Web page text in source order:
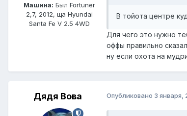
Машина: Был Fortuner
2,7, 2012, ща Hyundai
Santa Fe V 2.5 4WD
В тойота центре
Для чего это нужно
оффы правильно
ну если охота на
Дядя Вова Опубликовано 3 января,